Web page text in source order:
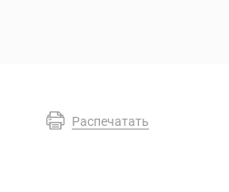
Распечатать